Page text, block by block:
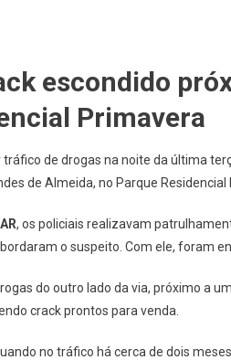
escondido
Primavera
de drogas na noite da última
de Almeida, no Parque Residencial
, os policiais realizavam
o suspeito. Com ele, foram
do outro lado da via, próximo a
crack prontos para venda.
no tráfico há cerca de dois